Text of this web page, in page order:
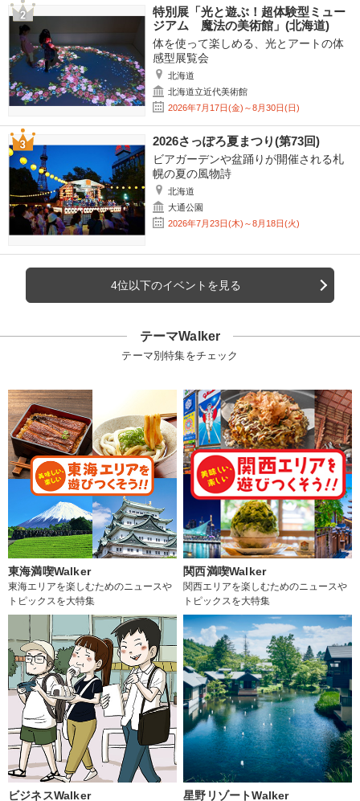
特別展「光と遊ぶ！超体験型ミュー
ジアム 魔法の美術館」(北海道)
体を使って楽しめる、光とアートの体
感型展覧会
北海道
北海道立近代美術館
2026年7月17日(金)～8月30日(日)
2026さっぽろ夏まつり(第73回)
ビアガーデンや盆踊りが開催される札
幌の夏の風物詩
北海道
大通公園
2026年7月23日(木)～8月18日(火)
4位以下のイベントを見る
テーマWalker
テーマ別特集をチェック
東海満喫Walker
東海エリアを楽しむためのニュースや
トピックスを大特集
関西満喫Walker
関西エリアを楽しむためのニュースや
トピックスを大特集
ビジネスWalker 星野リゾートWalker